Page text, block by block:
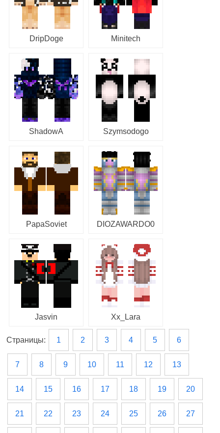
DripDoge Minitech
ShadowA Szymsodogo
PapaSoviet DIOZAWARDO0
Jasvin Xx_Lara
Страницы: 1 2 3 4 5 6
7 8 9 10 11 12 13
14 15 16 17 18 19 20
21 22 23 24 25 26 27